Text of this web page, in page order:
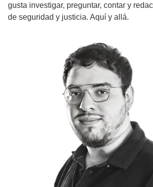
gusta investigar, preguntar, contar y
de seguridad y justicia. Aquí y allá.